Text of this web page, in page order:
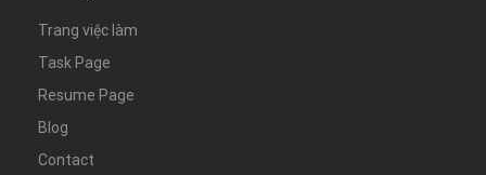
Trang việc làm
Task Page
Resume Page
Blog
Contact